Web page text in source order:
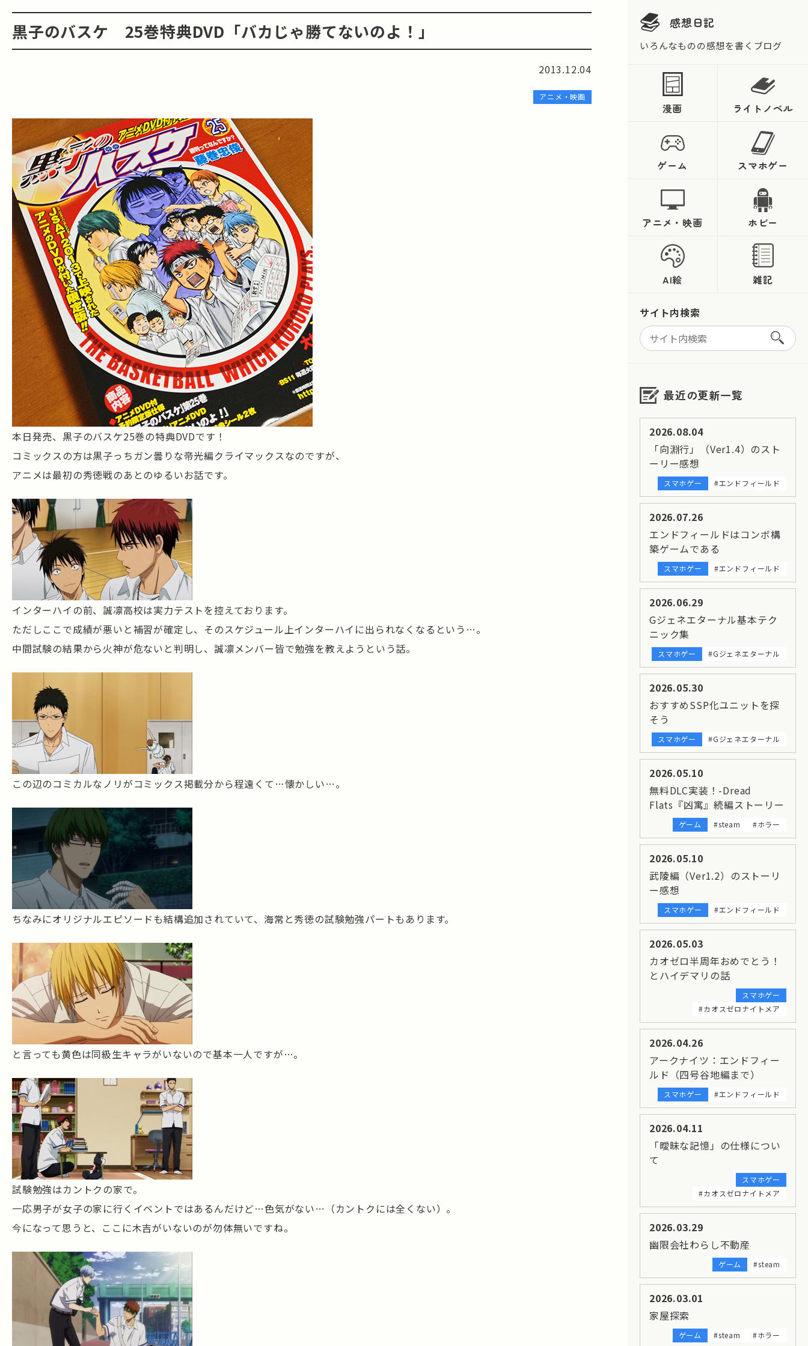
感想日記
いろんなものの感想を書くブログ
漫画 ライトノベル
ゲーム スマホゲー
アニメ・映画 ホビー
AI絵 雑記
サイト内検索
最近の更新一覧
2026.08.04
「向淵行」（Ver1.4）のスト
ーリー感想
スマホゲー #エンドフィールド
2026.07.26
エンドフィールドはコンボ構
築ゲームである
スマホゲー #エンドフィールド
2026.06.29
Gジェネエターナル基本テク
ニック集
スマホゲー #Gジェネエターナル
2026.05.30
おすすめSSP化ユニットを探
そう
スマホゲー #Gジェネエターナル
2026.05.10
無料DLC実装！-Dread
Flats『凶寓』続編ストーリー
ゲーム #steam #ホラー
2026.05.10
武陵編（Ver1.2）のストーリ
ー感想
スマホゲー #エンドフィールド
2026.05.03
カオゼロ半周年おめでとう！
とハイデマリの話
スマホゲー
#カオスゼロナイトメア
2026.04.26
アークナイツ：エンドフィー
ルド（四号谷地編まで）
スマホゲー #エンドフィールド
2026.04.11
「曖昧な記憶」の仕様につい
て
スマホゲー
#カオスゼロナイトメア
2026.03.29
幽限会社わらし不動産
ゲーム #steam
2026.03.01
家屋探索
ゲーム #steam #ホラー
黒子のバスケ 25巻特典DVD「バカじゃ勝てないのよ！」
2013.12.04
アニメ・映画
本日発売、黒子のバスケ25巻の特典DVDです！
コミックスの方は黒子っちガン曇りな帝光編クライマックスなのですが、
アニメは最初の秀徳戦のあとのゆるいお話です。
インターハイの前、誠凛高校は実力テストを控えております。
ただしここで成績が悪いと補習が確定し、そのスケジュール上インターハイに出られなくなるという…。
中間試験の結果から火神が危ないと判明し、誠凛メンバー皆で勉強を教えようという話。
この辺のコミカルなノリがコミックス掲載分から程遠くて…懐かしい…。
ちなみにオリジナルエピソードも結構追加されていて、海常と秀徳の試験勉強パートもあります。
と言っても黄色は同級生キャラがいないので基本一人ですが…。
試験勉強はカントクの家で。
一応男子が女子の家に行くイベントではあるんだけど…色気がない…（カントクには全くない）。
今になって思うと、ここに木吉がいないのが勿体無いですね。